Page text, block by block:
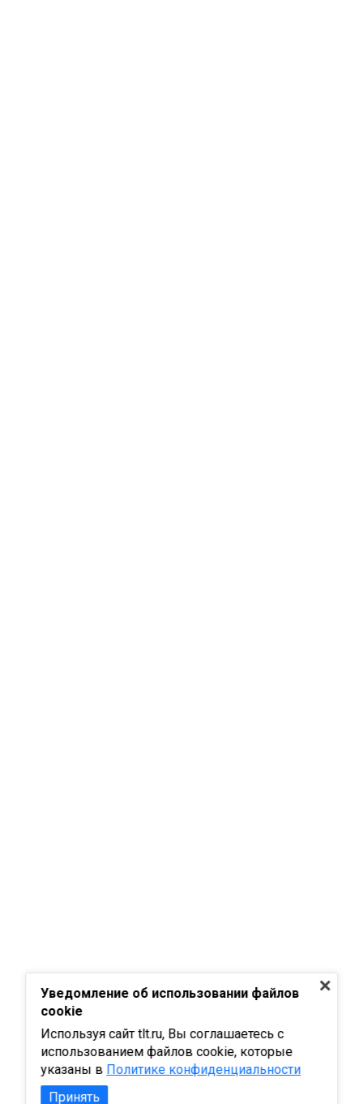
Уведомление об использовании файлов
cookie
Используя сайт tlt.ru, Вы соглашаетесь с
использованием файлов cookie, которые
указаны в Политике конфиденциальности
Принять